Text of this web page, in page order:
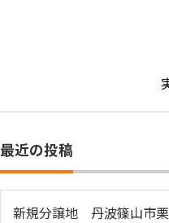
最近の投稿
新規分譲地 丹波篠山市